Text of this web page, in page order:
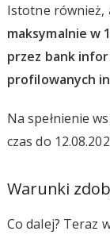
Istotne również,
maksymalnie w
przez bank
profilowanych
Na spełnienie
czas do
Warunki
Co dalej? Teraz